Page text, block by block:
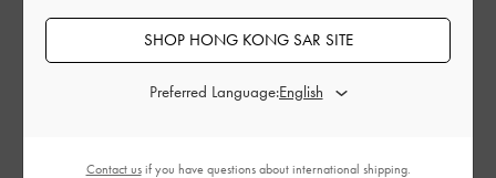
SHOP HONG KONG SAR SITE
Preferred Language:
Contact usif you have questions about international shipping.